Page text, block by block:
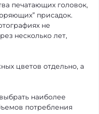
печатающих головок,
присадок.
не
несколько лет,
цветов отдельно, а
наиболее
потребления